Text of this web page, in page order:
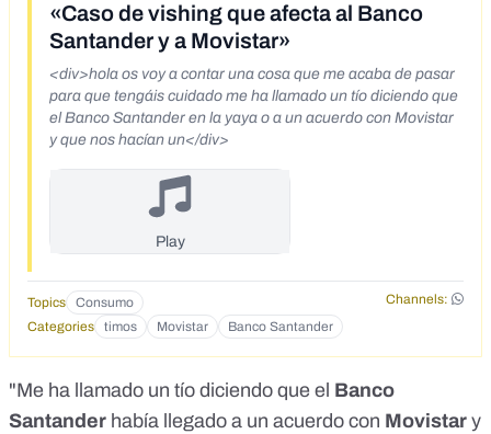
«Caso de vishing que afecta al Banco
Santander y a Movistar»
<div>hola os voy a contar una cosa que me acaba de pasar
para que tengáis cuidado me ha llamado un tío diciendo que
el Banco Santander en la yaya o a un acuerdo con Movistar
y que nos hacían un</div>
Play
Topics Consumo
Channels:
Categories
timos Movistar Banco Santander
"Me ha llamado un tío diciendo que el Banco
Santander había llegado a un acuerdo con Movistar y